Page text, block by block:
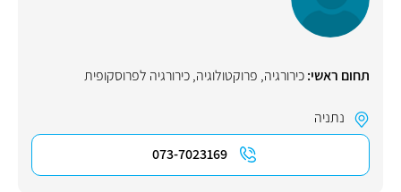
תחום ראשי:כירורגיה, פרוקטולוגיה,כירורגיה לפרוסקופית
נתניה
073-7023169